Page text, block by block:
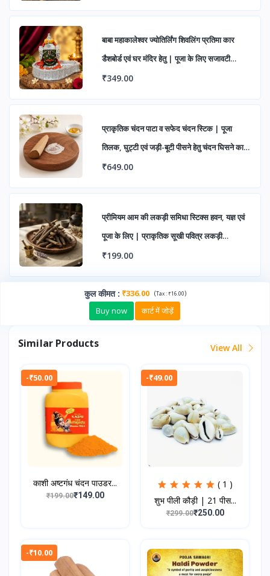
बाबा महाकालेश्वर ज्योतिर्लिंग शिवलिंग प्रतिमा कार
डैशबोर्ड एवं घर मंदिर हेतु | पूजा के लिए सजावटी
महाकाल मूर्ति (पैक ऑफ 1)
₹349.00
प्राकृतिक चंदन पाटा व सफेद चंदन स्टिक | पूजा
तिलक, घुट्टी एवं जड़ी-बूटी पीसने हेतु चंदन घिसने का
पत्थर
₹649.00
प्रीमियम आम की लकड़ी समिधा स्टिक्स हवन, यज्ञ एवं
पूजा के लिए | प्राकृतिक सूखी पवित्र लकड़ी
सकारात्मक ऊर्जा हेतु
₹199.00
कुल कीमत: ₹336.00 (Tax :₹16.00)
Buy now कार्ट में जोड़ें
Similar Products View All
-₹50.00
काशी अष्टगंध चंदन पाउडर...
₹199.00₹149.00
-₹49.00
( 1 )
शुभ पीली कौड़ी | 21 पीस...
₹299.00₹250.00
-₹10.00